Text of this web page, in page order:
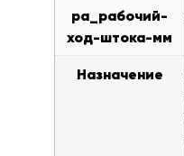
pa_рабочий-
ход-штока-мм
Назначение